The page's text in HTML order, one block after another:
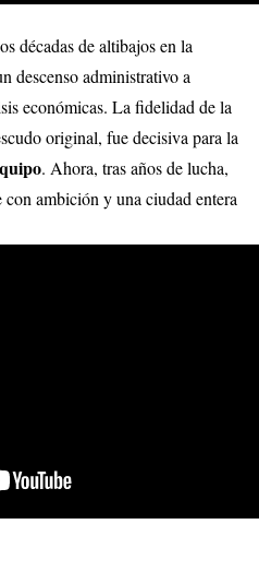
décadas de altibajos en la
descenso administrativo a
económicas. La fidelidad de la
original, fue decisiva para la
. Ahora, tras años de lucha,
ambición y una ciudad entera